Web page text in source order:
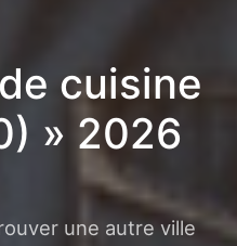
cuisine
» 2026
une autre ville